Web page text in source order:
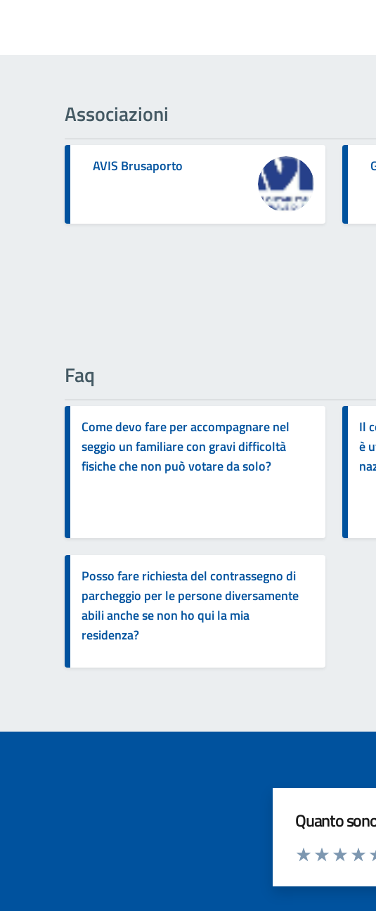
Associazioni
AVIS Brusaporto
Faq
Come devo fare per accompagnare nel
seggio un familiare con gravi difficoltà
fisiche che non può votare da solo?
Il
è
Posso fare richiesta del contrassegno di
parcheggio per le persone diversamente
abili anche se non ho qui la mia
residenza?
Quanto
Valuta da 1 a 5